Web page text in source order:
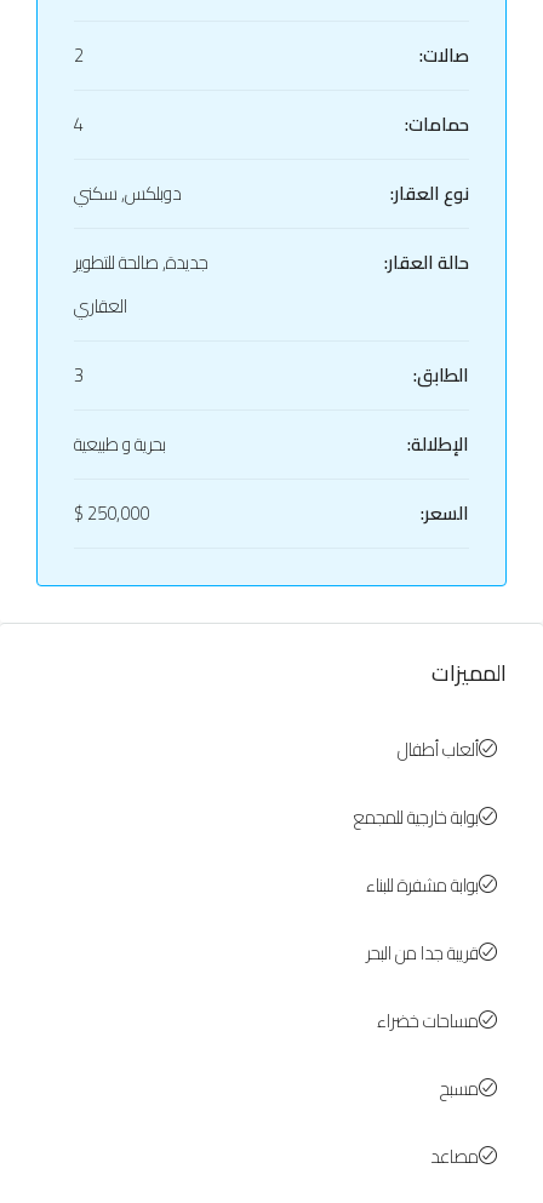
صالات:
2
حمامات:
4
نوع العقار:
دوبلكس, سكني
حالة العقار:
جديدة, صالحة للتطوير
العقاري
الطابق:
3
الإطلالة:
بحرية و طبيعية
السعر:
250,000 $
المميزات
ألعاب أطفال
بوابة خارجية للمجمع
بوابة مشفرة للبناء
قريبة جدا من البحر
مساحات خضراء
مسبح
مصاعد